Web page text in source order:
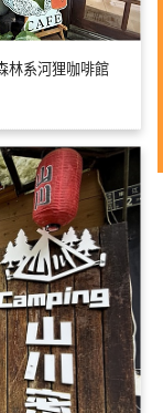
林系河狸咖啡館